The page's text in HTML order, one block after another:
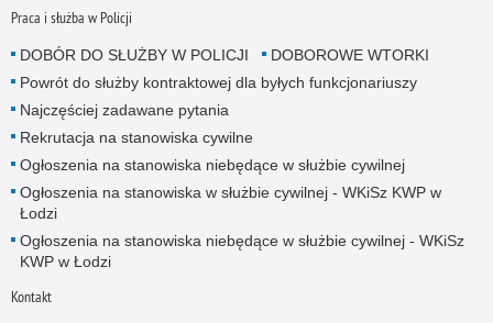
Praca i służba w Policji
DOBÓR DO SŁUŻBY W POLICJI
DOBOROWE WTORKI
Powrót do służby kontraktowej dla byłych funkcjonariuszy
Najczęściej zadawane pytania
Rekrutacja na stanowiska cywilne
Ogłoszenia na stanowiska niebędące w służbie cywilnej
Ogłoszenia na stanowiska w służbie cywilnej - WKiSz KWP w
Łodzi
Ogłoszenia na stanowiska niebędące w służbie cywilnej - WKiSz
KWP w Łodzi
Kontakt